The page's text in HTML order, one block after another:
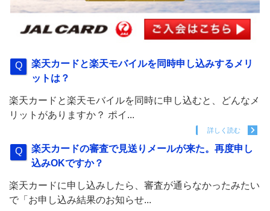
楽天カードと楽天モバイルを同時申し込みするメリ
ットは？
楽天カードと楽天モバイルを同時に申し込むと、どんなメ
リットがありますか？ ポイ...
詳しく読む
楽天カードの審査で見送りメールが来た。再度申し
込みOKですか？
楽天カードに申し込みしたら、審査が通らなかったみたい
で「お申し込み結果のお知らせ...